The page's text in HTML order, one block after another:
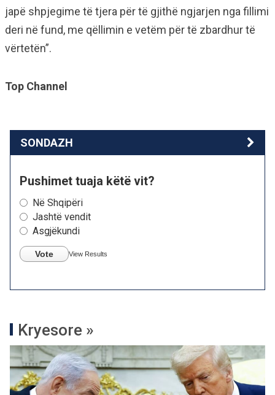
japë shpjegime të tjera për të gjithë ngjarjen nga fillimi
deri në fund, me qëllimin e vetëm për të zbardhur të
vërtetën”.
Top Channel
SONDAZH
Pushimet tuaja këtë vit?
Në Shqipëri
Jashtë vendit
Asgjëkundi
Vote View Results
Kryesore »